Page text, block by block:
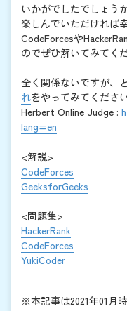
いかがでしたでしょう
楽しんでいただければ
CodeForcesや
のでぜひ解いてみてく
全く関係ないですが、
れをやってみてくださ
Herbert Online Judge :
lang=en
<解説>
CodeForces
GeeksforGeeks
<問題集>
HackerRank
CodeForces
YukiCoder
※本記事は2021年01月